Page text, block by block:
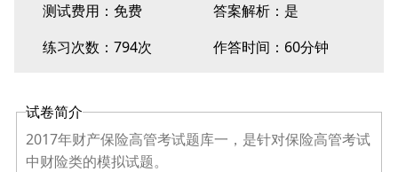
测试费用： 免费
答案解析：是
练习次数：794次
作答时间：60分钟
试卷简介
2017年财产保险高管考试题库一，是针对保险高管考试
中财险类的模拟试题。